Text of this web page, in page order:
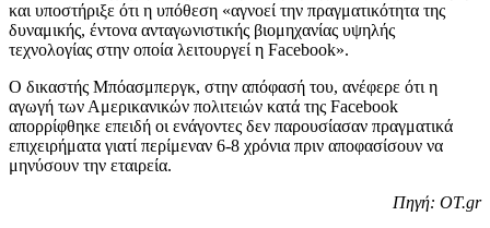
και υποστήριξε ότι η υπόθεση «αγνοεί την πραγματικότητα της
δυναμικής, έντονα ανταγωνιστικής βιομηχανίας υψηλής
τεχνολογίας στην οποία λειτουργεί η Facebook».
Ο δικαστής Μπόασμπεργκ, στην απόφασή του, ανέφερε ότι η
αγωγή των Αμερικανικών πολιτειών κατά της Facebook
απορρίφθηκε επειδή οι ενάγοντες δεν παρουσίασαν πραγματικά
επιχειρήματα γιατί περίμεναν 6-8 χρόνια πριν αποφασίσουν να
μηνύσουν την εταιρεία.
Πηγή: ΟΤ.gr